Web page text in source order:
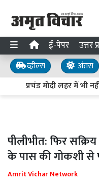
ई-पेपर उत्तर
व्हील्स अंतस
प्रचंड मोदी लहर में भी
पीलीभीत: फिर
के पास की गोकशी
Amrit Vichar Network